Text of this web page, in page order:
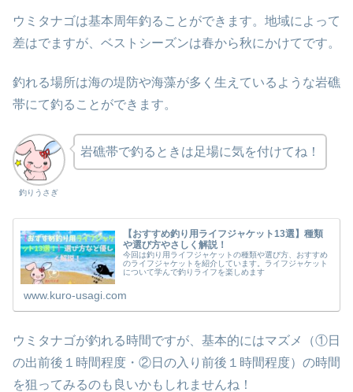
ウミタナゴは基本周年釣ることができます。地域によって
差はでますが、ベストシーズンは春から秋にかけてです。
釣れる場所は海の堤防や海藻が多く生えているような岩礁
帯にて釣ることができます。
釣りうさぎ
岩礁帯で釣るときは足場に気を付けてね！
【おすすめ釣り用ライフジャケット13選】種類
や選び方やさしく解説！
今回は釣り用ライフジャケットの種類や選び方、おすすめ
のライフジャケットを紹介しています。ライフジャケット
について学んで釣りライフを楽しめます
www.kuro-usagi.com
ウミタナゴが釣れる時間ですが、基本的にはマズメ（①日
の出前後１時間程度・②日の入り前後１時間程度）の時間
を狙ってみるのも良いかもしれませんね！